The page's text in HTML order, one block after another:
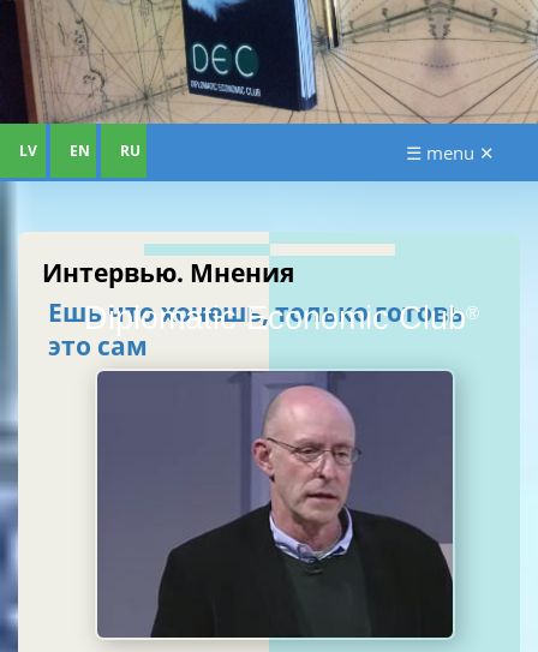
Diplomatic Economic Club®
LV EN RU ☰ menu ✕
Интервью. Мнения
Ешь что хочешь, только готовь
это сам